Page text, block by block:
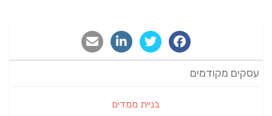
עסקים מקודמים
בניית ממדים